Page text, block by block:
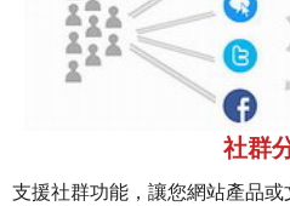
社群
支援社群功能，讓您網站產品或